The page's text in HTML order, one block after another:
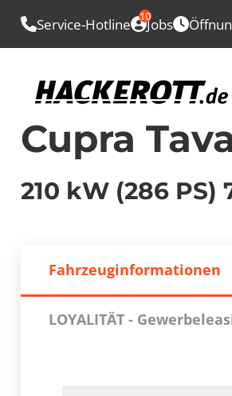
Service-Hotline Jobs
10
Cupra
210 kW (286 PS)
Fahrzeuginformationen
LOYALITÄT -